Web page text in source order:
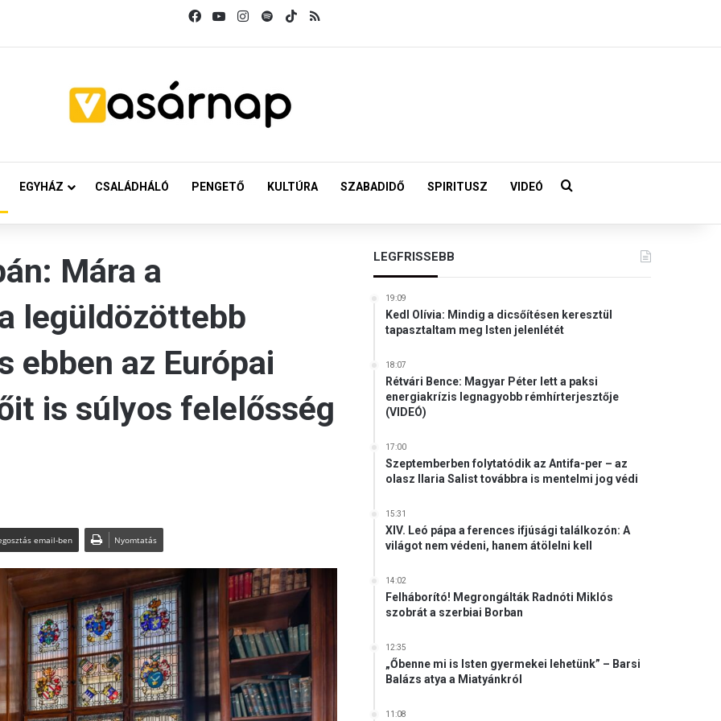
FacebookYouTubeInstagram
SpotifyTikTok
EGYHÁZ CSALÁDHÁLÓ PENGETŐ KULTÚRA SZABADIDŐ SPIRITUSZ VIDEÓ Keresés:
Mára a
legüldözöttebb
ebben az Európai
is súlyos felelősség
email-ben Nyomtatás
LEGFRISSEBB
19:09
Kedl Olívia: Mindig a dicsőítésen keresztül
tapasztaltam meg Isten jelenlétét
18:07
Rétvári Bence: Magyar Péter lett a paksi
energiakrízis legnagyobb rémhírterjesztője
(VIDEÓ)
17:00
Szeptemberben folytatódik az Antifa-per – az
olasz Ilaria Salist továbbra is mentelmi jog védi
15:31
XIV. Leó pápa a ferences ifjúsági találkozón: A
világot nem védeni, hanem átölelni kell
14:02
Felháborító! Megrongálták Radnóti Miklós
szobrát a szerbiai Borban
12:35
„Őbenne mi is Isten gyermekei lehetünk” – Barsi
Balázs atya a Miatyánkról
11:08